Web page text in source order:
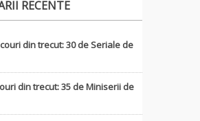
RECENTE
din trecut: 30 de Seriale de
din trecut: 35 de Miniserii de